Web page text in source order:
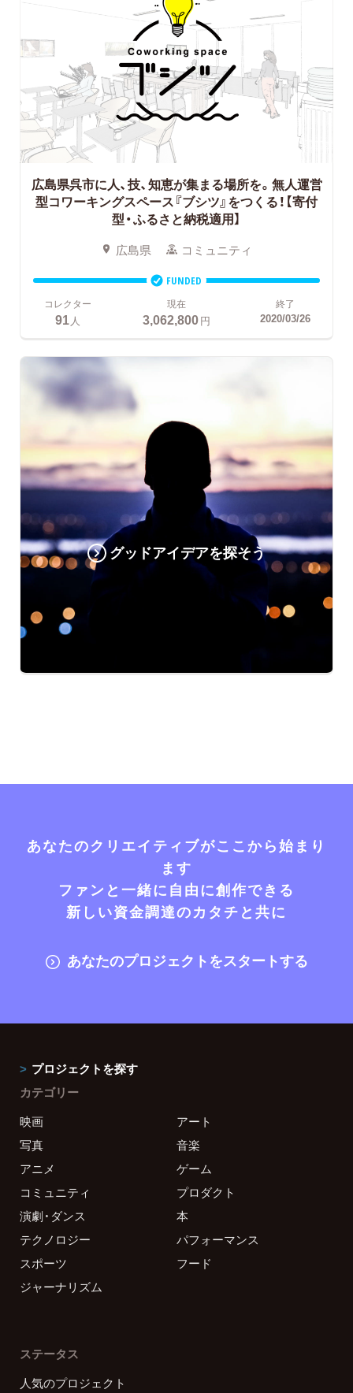
広島県呉市に人、技、知恵が集まる場所を。無人運営
型コワーキングスペース『ブシツ』をつくる！【寄付
型・ふるさと納税適用】
広島県 コミュニティ
FUNDED
コレクター
91人
現在
3,062,800円
終了
2020/03/26
グッドアイデアを探そう
あなたのクリエイティブがここから始まり
ます
ファンと一緒に自由に創作できる
新しい資金調達のカタチと共に
あなたのプロジェクトをスタートする
プロジェクトを探す
カテゴリー
映画
アート
写真
音楽
アニメ
ゲーム
コミュニティ
プロダクト
演劇・ダンス
本
テクノロジー
パフォーマンス
スポーツ
フード
ジャーナリズム
ステータス
人気のプロジェクト